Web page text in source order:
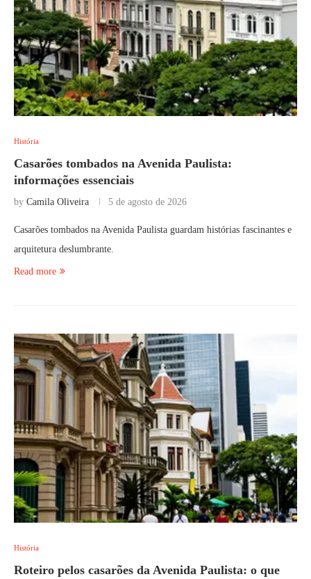
História
Casarões tombados na Avenida Paulista:
informações essenciais
by Camila Oliveira 5 de agosto de 2026
Casarões tombados na Avenida Paulista guardam histórias fascinantes e
arquitetura deslumbrante.
Read more
História
Roteiro pelos casarões da Avenida Paulista: o que